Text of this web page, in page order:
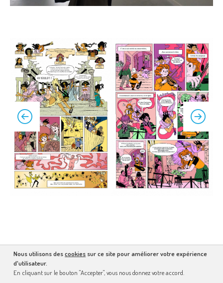
Nous utilisons descookies sur ce site pour améliorer votre expérience
d'utilisateur.
En cliquant sur le bouton "Accepter", vous nous donnez votre accord.